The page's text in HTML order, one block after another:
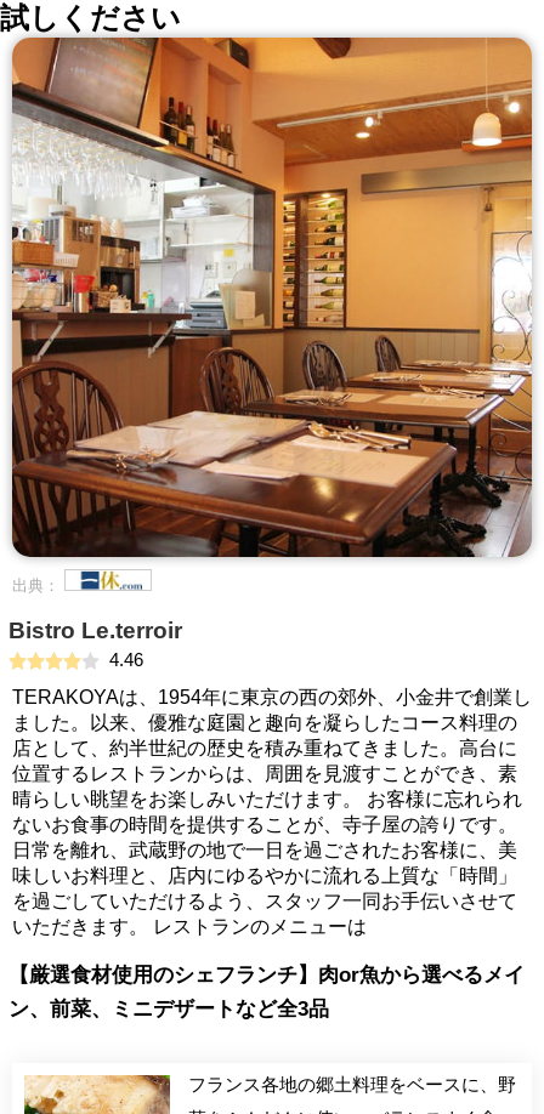
試しください
出典：
Bistro Le.terroir
4.46
TERAKOYAは、1954年に東京の西の郊外、小金井で創業し
ました。以来、優雅な庭園と趣向を凝らしたコース料理の
店として、約半世紀の歴史を積み重ねてきました。高台に
位置するレストランからは、周囲を見渡すことができ、素
晴らしい眺望をお楽しみいただけます。 お客様に忘れられ
ないお食事の時間を提供することが、寺子屋の誇りです。
日常を離れ、武蔵野の地で一日を過ごされたお客様に、美
味しいお料理と、店内にゆるやかに流れる上質な「時間」
を過ごしていただけるよう、スタッフ一同お手伝いさせて
いただきます。 レストランのメニューは
【厳選食材使用のシェフランチ】肉or魚から選べるメイ
ン、前菜、ミニデザートなど全3品
フランス各地の郷土料理をベースに、野